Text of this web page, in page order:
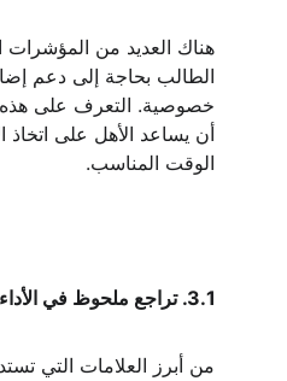
هناك العديد من
الطالب بحاجة إلى دعم
خصوصية. التعرف على هذه
أن يساعد الأهل على اتخاذ
الوقت المناسب.
3.1. تراجع ملحوظ في الأداء الدراسي:
من أبرز العلامات التي